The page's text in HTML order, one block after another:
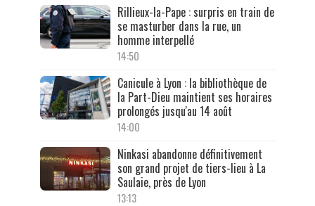
Rillieux-la-Pape : surpris en train de
se masturber dans la rue, un
homme interpellé
14:50
Canicule à Lyon : la bibliothèque de
la Part-Dieu maintient ses horaires
prolongés jusqu'au 14 août
14:00
Ninkasi abandonne définitivement
son grand projet de tiers-lieu à La
Saulaie, près de Lyon
13:13